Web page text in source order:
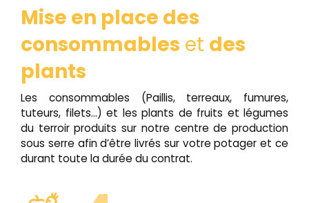
Mise en place des
consommables et des
plants
Les consommables (Paillis, terreaux, fumures,
tuteurs, filets...) et les plants de fruits et légumes
du terroir produits sur notre centre de production
sous serre afin d’être livrés sur votre potager et ce
durant toute la durée du contrat.